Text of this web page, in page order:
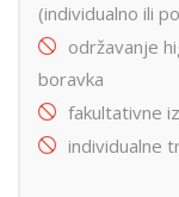
(individualno ili
održavanje
boravka
fakultativne
individualne